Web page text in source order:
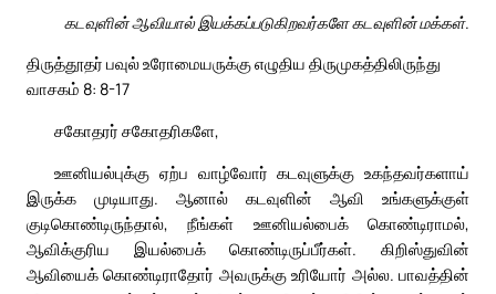
கடவுளின் ஆவியால் இயக்கப்படுகிறவர்களே கடவுளின் மக்கள்.
திருத்தூதர் பவுல் உரோமையருக்கு எழுதிய திருமுகத்திலிருந்து
வாசகம் 8: 8-17
சகோதரர் சகோதரிகளே,
ஊனியல்புக்கு ஏற்ப வாழ்வோர் கடவுளுக்கு உகந்தவர்களாய்
இருக்க முடியாது. ஆனால் கடவுளின் ஆவி உங்களுக்குள்
குடிகொண்டிருந்தால், நீங்கள் ஊனியல்பைக் கொண்டிராமல்,
ஆவிக்குரிய இயல்பைக் கொண்டிருப்பீர்கள். கிறிஸ்துவின்
ஆவியைக் கொண்டிராதோர் அவருக்கு உரியோர் அல்ல. பாவத்தின்